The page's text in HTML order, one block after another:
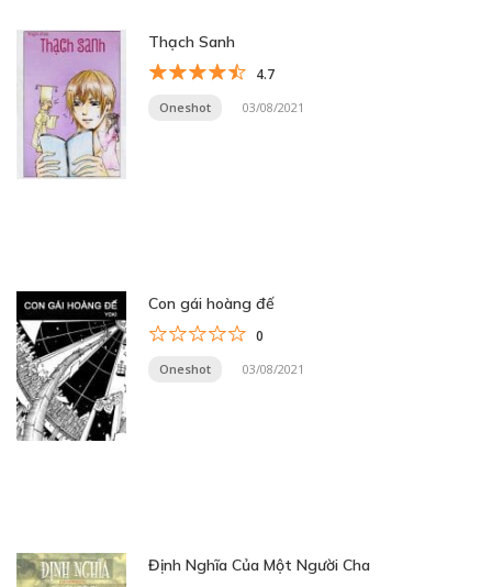
Thạch Sanh
4.7
Oneshot 03/08/2021
Con gái hoàng đế
0
Oneshot 03/08/2021
Định Nghĩa Của Một Người Cha